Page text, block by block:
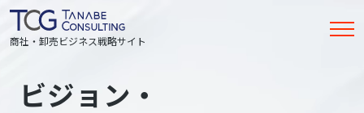
商社・卸売ビジネス戦略サイト
メインビジュアル
商社・卸売
ビジョン・
高収益
グローバル戦略構築
経営者人材育成
人事制度・評価制度構築